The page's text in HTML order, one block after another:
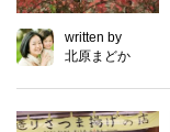
written by
北原まどか